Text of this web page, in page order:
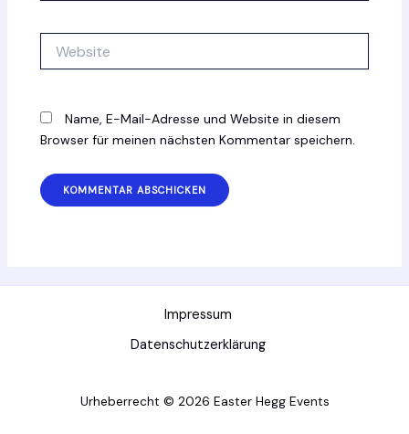
Name, E-Mail-Adresse und Website in diesem
Browser für meinen nächsten Kommentar speichern.
Impressum
Datenschutzerklärung
Urheberrecht © 2026 Easter Hegg Events